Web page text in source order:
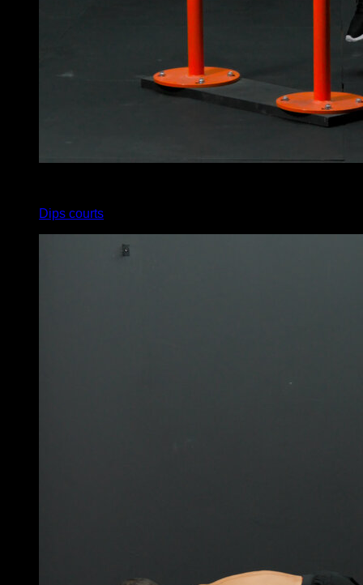
Dips courts